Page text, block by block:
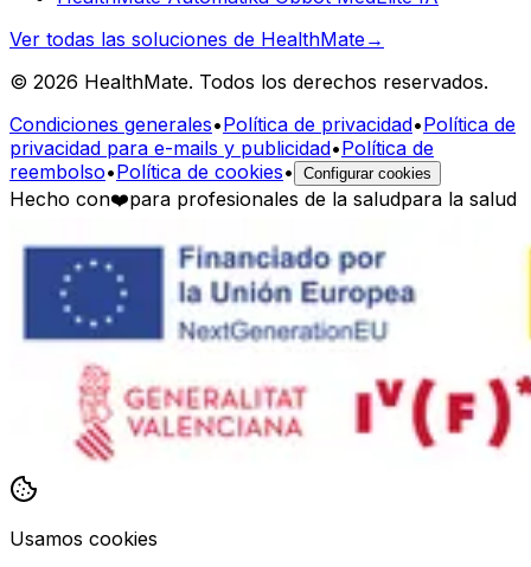
Ver todas las soluciones de HealthMate→
© 2026 HealthMate. Todos los derechos reservados.
Condiciones generales•Política de privacidad•Política de
privacidad para e-mails y publicidad•Política de
reembolso•Política de cookies• Configurar cookies
Hecho con❤️para profesionales de la saludpara la salud
Usamos cookies